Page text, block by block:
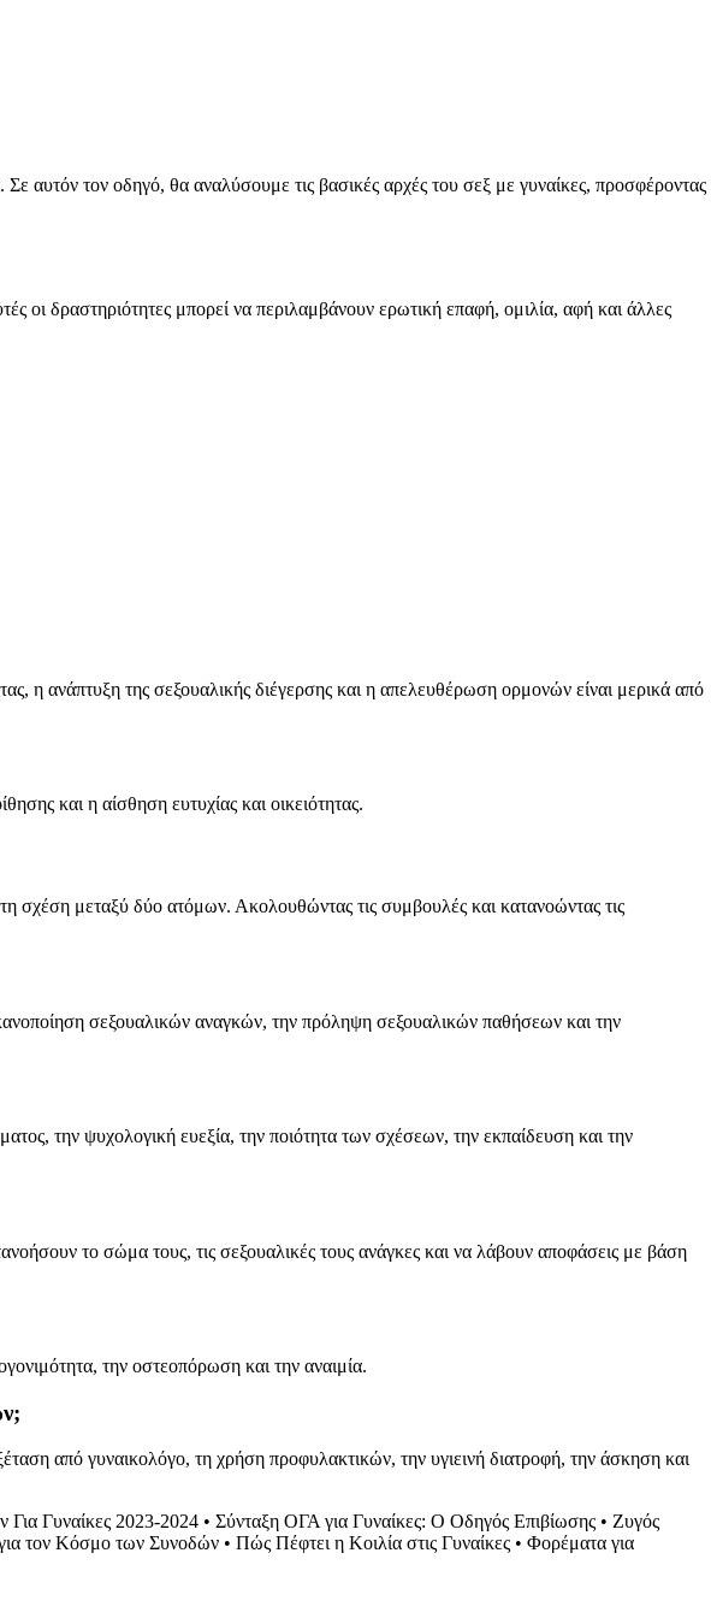
αυτόν τον οδηγό, θα αναλύσουμε τις βασικές αρχές του σεξ με γυναίκες, προσφέροντας
οι δραστηριότητες μπορεί να περιλαμβάνουν ερωτική επαφή, ομιλία, αφή και άλλες
η ανάπτυξη της σεξουαλικής διέγερσης και η απελευθέρωση ορμονών είναι μερικά από
και η αίσθηση ευτυχίας και οικειότητας.
τη σχέση μεταξύ δύο ατόμων. Ακολουθώντας τις συμβουλές και κατανοώντας τις
σεξουαλικών αναγκών, την πρόληψη σεξουαλικών παθήσεων και την
την ψυχολογική ευεξία, την ποιότητα των σχέσεων, την εκπαίδευση και την
το σώμα τους, τις σεξουαλικές τους ανάγκες και να λάβουν αποφάσεις με βάση
την οστεοπόρωση και την αναιμία.
από γυναικολόγο, τη χρήση προφυλακτικών, την υγιεινή διατροφή, την άσκηση και
Για Γυναίκες 2023-2024 • Σύνταξη ΟΓΑ για Γυναίκες: Ο Οδηγός Επιβίωσης • Ζυγός
τον Κόσμο των Συνοδών • Πώς Πέφτει η Κοιλία στις Γυναίκες • Φορέματα για